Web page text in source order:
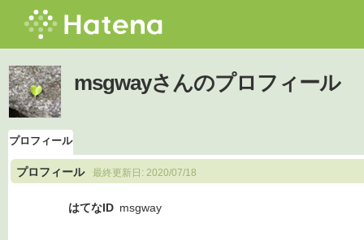
msgwayさんのプロフィール
プロフィール
プロフィール 最終更新日: 2020/07/18
はてなID msgway